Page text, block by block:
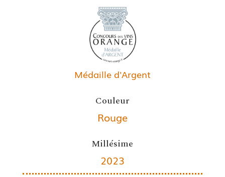
Médaille d'Argent
Couleur
Rouge
Millésime
2023